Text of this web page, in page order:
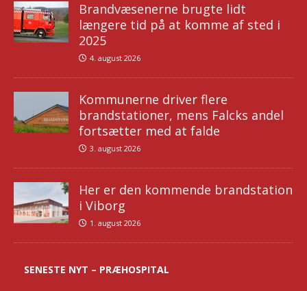
Brandvæsenerne brugte lidt
længere tid på at komme af sted i
2025
4. august 2026
Kommunerne driver flere
brandstationer, mens Falcks andel
fortsætter med at falde
3. august 2026
Her er den kommende brandstation
i Viborg
1. august 2026
SENESTE NYT – PRÆHOSPITAL